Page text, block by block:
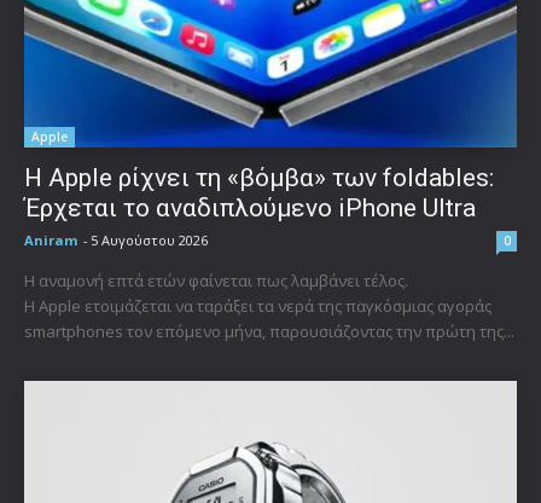
Apple
Η Apple ρίχνει τη «βόμβα» των foldables:
Έρχεται το αναδιπλούμενο iPhone Ultra
Aniram - 5 Αυγούστου 2026 0
Η αναμονή επτά ετών φαίνεται πως λαμβάνει τέλος.
Η Apple ετοιμάζεται να ταράξει τα νερά της παγκόσμιας αγοράς
smartphones τον επόμενο μήνα, παρουσιάζοντας την πρώτη της...